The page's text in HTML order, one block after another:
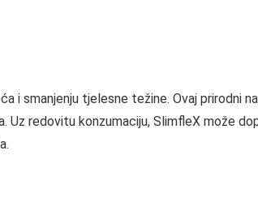
i smanjenju tjelesne težine. Ovaj prirodni
redovitu konzumaciju, SlimfleX može